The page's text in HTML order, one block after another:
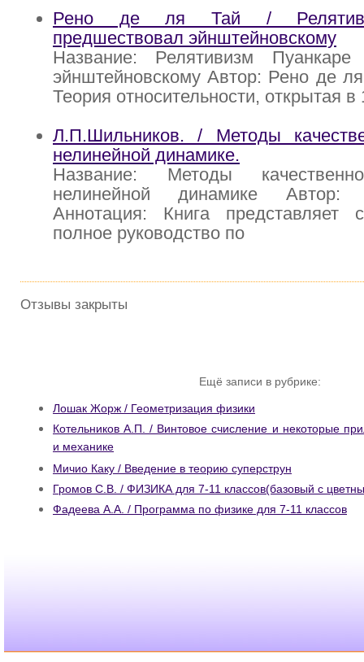
Рено де ля Тай /
предшествовал эйнштейновскому
Название: Релятивизм Пуанкаре
эйнштейновскому Автор: Рено де
Теория относительности, открытая в
Л.П.Шильников. / Методы
нелинейной динамике.
Название: Методы
нелинейной динамике Автор:
Аннотация: Книга представляет
полное руководство по
Отзывы закрыты
Ещё записи в рубрике:
Лошак Жорж / Геометризация физики
Котельников А.П. / Винтовое счисление и некоторые
и механике
Мичио Каку / Введение в теорию суперструн
Громов С.В. / ФИЗИКА для 7-11 классов(базовый с
Фадеева А.А. / Программа по физике для 7-11 классов